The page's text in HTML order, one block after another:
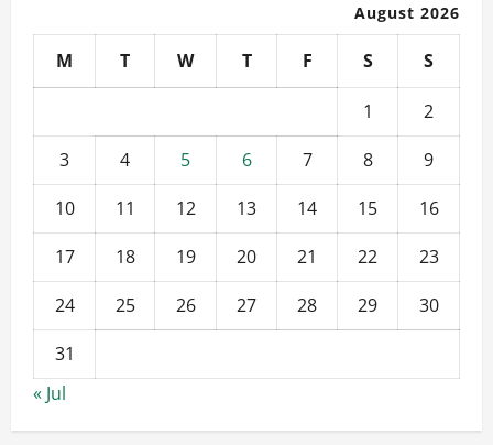
August 2026
M T W T F S S
1
2
3
4 5 6 7 8
9
10
11 12 13 14 15
16
17
18 19 20 21 22
23
24
25 26 27 28 29
30
31
« Jul